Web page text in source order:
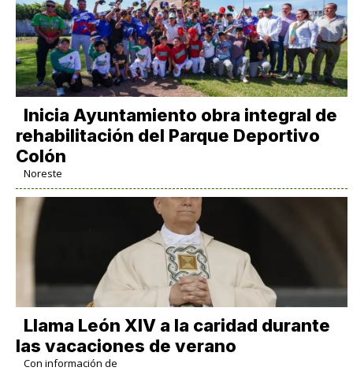
Inicia Ayuntamiento obra integral de
rehabilitación del Parque Deportivo
Colón
Noreste
Llama León XIV a la caridad durante
las vacaciones de verano
Con información de